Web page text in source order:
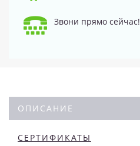
Звони прямо сейчас!
ОПИСАНИЕ
СЕРТИФИКАТЫ